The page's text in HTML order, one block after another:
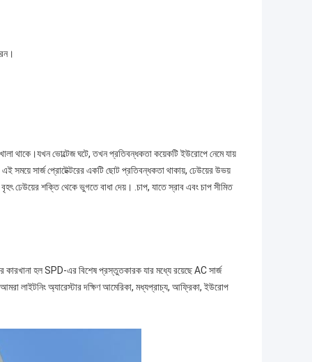
থাকে।যখন ভোল্টেজ ঘটে, তখন প্রতিবন্ধকতা কয়েকটি ইউরোপে নেমে যায়
এই সময়ে সার্জ প্রোটেক্টরের একটি ছোট প্রতিবন্ধকতা থাকায়, ঢেউয়ের উভয়
ঢেউয়ের শক্তি থেকে ভুগতে বাধা দেয়। .চাপ, যাতে স্রাব এবং চাপ সীমিত
কারখানা হল SPD-এর বিশেষ প্রস্তুতকারক যার মধ্যে রয়েছে AC সার্জ
লাইটনিং অ্যারেস্টার দক্ষিণ আমেরিকা, মধ্যপ্রাচ্য, আফ্রিকা, ইউরোপ